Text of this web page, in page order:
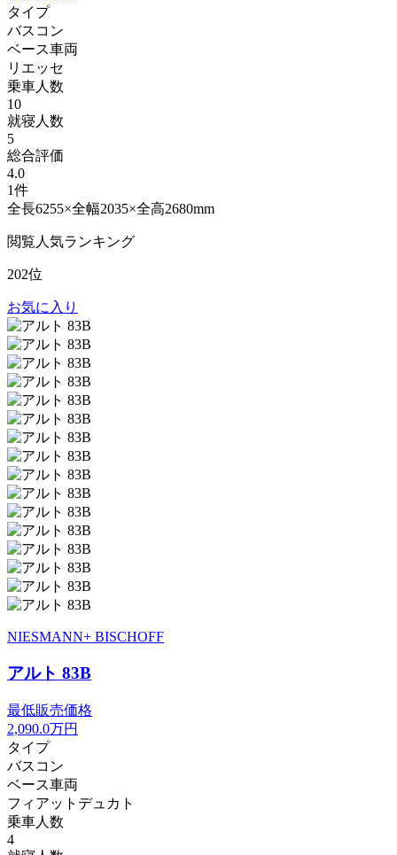
タイプ
バスコン
ベース車両
リエッセ
乗車人数
10
就寝人数
5
総合評価
4.0
1件
全長6255×全幅2035×全高2680mm
閲覧人気ランキング
202位
お気に入り
NIESMANN+ BISCHOFF
アルト 83B
最低販売価格
2,090.0万円
タイプ
バスコン
ベース車両
フィアットデュカト
乗車人数
4